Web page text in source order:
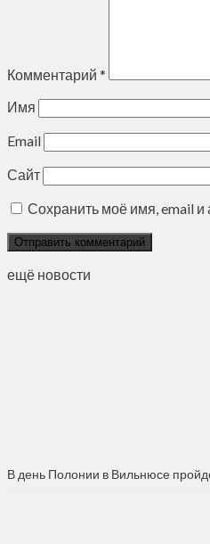
Комментарий *
Имя
Email
Сайт
Сохранить моё имя, email
ещё новости
В день Полонии в Вильнюсе